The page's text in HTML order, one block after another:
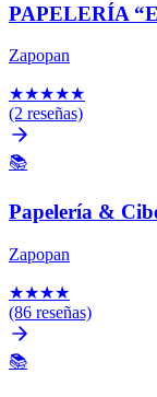
PAPELERÍA
Zapopan
★★★★★
(2 reseñas)
📚
Papelería &
Zapopan
★★★★
(86 reseñas)
📚